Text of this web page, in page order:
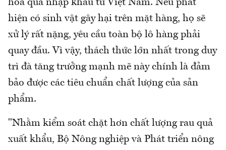
hoa quả nhập khẩu từ Việt Nam. Nếu phát
hiện có sinh vật gây hại trên mặt hàng, họ sẽ
xử lý rất nặng, yêu cầu toàn bộ lô hàng phải
quay đầu. Vì vậy, thách thức lớn nhất trong duy
trì đà tăng trưởng mạnh mẽ này chính là đảm
bảo được các tiêu chuẩn chất lượng của sản
phẩm.
"Nhằm kiểm soát chặt hơn chất lượng rau quả
xuất khẩu, Bộ Nông nghiệp và Phát triển nông